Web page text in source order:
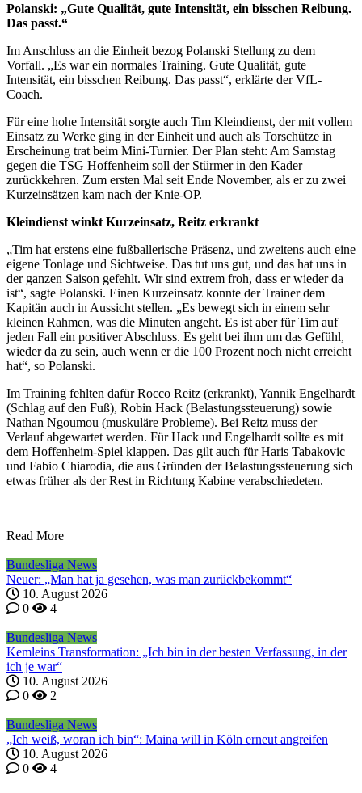
Polanski: „Gute Qualität, gute Intensität, ein bisschen Reibung.
Das passt.“
Im Anschluss an die Einheit bezog Polanski Stellung zu dem
Vorfall. „Es war ein normales Training. Gute Qualität, gute
Intensität, ein bisschen Reibung. Das passt“, erklärte der VfL-
Coach.
Für eine hohe Intensität sorgte auch Tim Kleindienst, der mit vollem
Einsatz zu Werke ging in der Einheit und auch als Torschütze in
Erscheinung trat beim Mini-Turnier. Der Plan steht: Am Samstag
gegen die TSG Hoffenheim soll der Stürmer in den Kader
zurückkehren. Zum ersten Mal seit Ende November, als er zu zwei
Kurzeinsätzen kam nach der Knie-OP.
Kleindienst winkt Kurzeinsatz, Reitz erkrankt
„Tim hat erstens eine fußballerische Präsenz, und zweitens auch eine
eigene Tonlage und Sichtweise. Das tut uns gut, und das hat uns in
der ganzen Saison gefehlt. Wir sind extrem froh, dass er wieder da
ist“, sagte Polanski. Einen Kurzeinsatz konnte der Trainer dem
Kapitän auch in Aussicht stellen. „Es bewegt sich in einem sehr
kleinen Rahmen, was die Minuten angeht. Es ist aber für Tim auf
jeden Fall ein positiver Abschluss. Es geht bei ihm um das Gefühl,
wieder da zu sein, auch wenn er die 100 Prozent noch nicht erreicht
hat“, so Polanski.
Im Training fehlten dafür Rocco Reitz (erkrankt), Yannik Engelhardt
(Schlag auf den Fuß), Robin Hack (Belastungssteuerung) sowie
Nathan Ngoumou (muskuläre Probleme). Bei Reitz muss der
Verlauf abgewartet werden. Für Hack und Engelhardt sollte es mit
dem Hoffenheim-Spiel klappen. Das gilt auch für Haris Tabakovic
und Fabio Chiarodia, die aus Gründen der Belastungssteuerung sich
etwas früher als der Rest in Richtung Kabine verabschiedeten.
Read More
Bundesliga News
Neuer: „Man hat ja gesehen, was man zurückbekommt“
10. August 2026
0
4
Bundesliga News
Kemleins Transformation: „Ich bin in der besten Verfassung, in der
ich je war“
10. August 2026
0
2
Bundesliga News
„Ich weiß, woran ich bin“: Maina will in Köln erneut angreifen
10. August 2026
0
4